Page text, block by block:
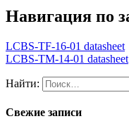
Навигация по
LCBS-TF-16-01 datasheet
LCBS-TM-14-01 datasheet
Найти:
Свежие записи